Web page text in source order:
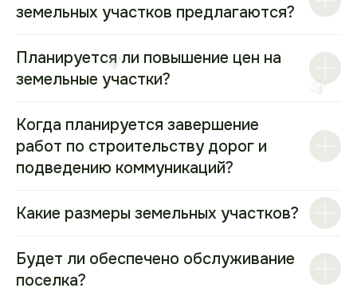
земельных участков предлагаются?
Планируется ли повышение цен на
земельные участки?
Когда планируется завершение
работ по строительству дорог и
подведению коммуникаций?
Какие размеры земельных участков?
Будет ли обеспечено обслуживание
поселка?